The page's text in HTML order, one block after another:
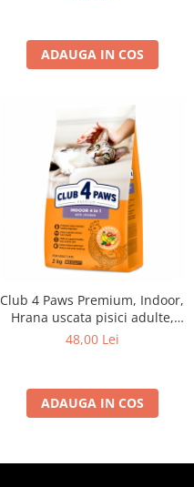
ADAUGA IN COS
Club 4 Paws Premium, Indoor,
Hrana uscata pisici adulte,
2kg
48,00 Lei
ADAUGA IN COS